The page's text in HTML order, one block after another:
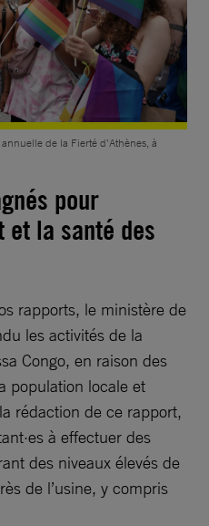
de la Fierté d’Athènes, à
pour
et la santé des
rapports, le ministère de
les activités de la
Congo, en raison des
population locale et
rédaction de ce rapport,
à effectuer des
des niveaux élevés de
de l’usine, y compris